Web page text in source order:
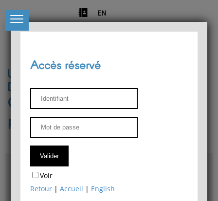
EN
Université de Liège
Département de philosophie
Centre de recherches
phénoménologiques
Accès & plans
Bibliothèque du Département de philosophie
Accès réservé
Voir
Retour |Accueil | English